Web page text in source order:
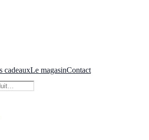
cadeauxLe magasinContact